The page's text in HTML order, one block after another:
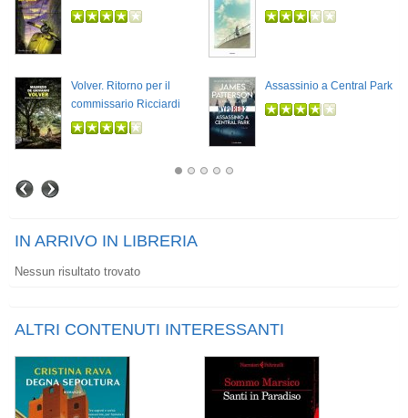
Volver. Ritorno per il
commissario Ricciardi
Assassinio a Central Park
IN ARRIVO IN LIBRERIA
Nessun risultato trovato
ALTRI CONTENUTI INTERESSANTI